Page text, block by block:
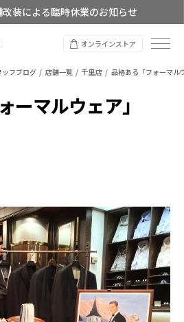
改装による臨時休業のお知らせ
レディースオーダースーツ
オンラインストア
ッフブログ 店舗一覧 千里店 品格ある「フォーマ
ーマルウェア」